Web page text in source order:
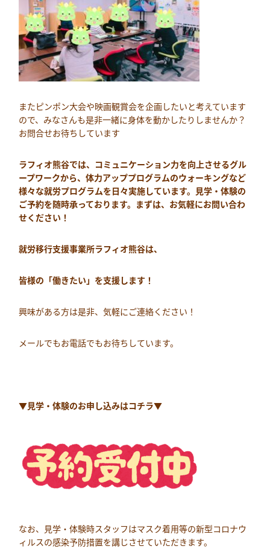
またピンポン大会や映画観賞会を企画したいと考えています
ので、みなさんも是非一緒に身体を動かしたりしませんか？
お問合せお待ちしています
ラフィオ熊谷では、コミュニケーション力を向上させるグル
ープワークから、体力アッププログラムのウォーキングなど
様々な就労プログラムを日々実施しています。見学・体験の
ご予約を随時承っております。まずは、お気軽にお問い合わ
せください！
就労移行支援事業所ラフィオ熊谷は、
皆様の「働きたい」を支援します！
興味がある方は是非、気軽にご連絡ください！
メールでもお電話でもお待ちしています。
▼見学・体験のお申し込みはコチラ▼
なお、見学・体験時スタッフはマスク着用等の新型コロナウ
ィルスの感染予防措置を講じさせていただきます。